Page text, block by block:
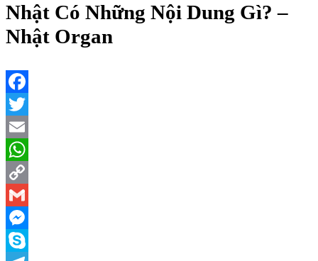
Nhật Có Những Nội Dung Gì? –
Nhật Organ
Facebook
Twitter
Email
WhatsApp
Copy
Link
Gmail
Messenger